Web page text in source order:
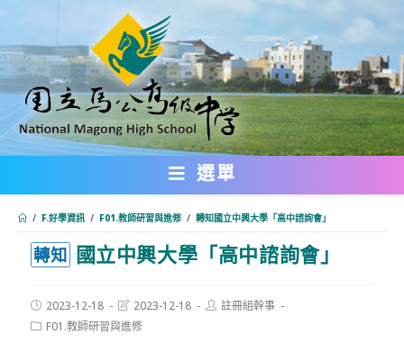
轉
主
要
內
選單
/ F.好學資訊 / F01.教師研習與進修 / 轉知國立中興大學「高中諮詢會」
轉知 國立中興大學「高中諮詢會」
Post
published:
2023-12-18
Post
last
modified:
2023-12-18
Post註冊組幹事
PostF01.教師研習與進修